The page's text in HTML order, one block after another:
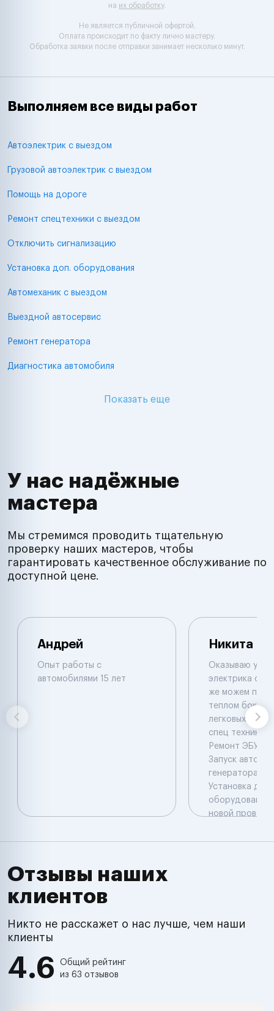
на их обработку.
Не является публичной офертой.
Оплата происходит по факту лично мастеру.
Обработка заявки после отправки занимает несколько минут.
Выполняем все виды работ
Автоэлектрик с выездом
Грузовой автоэлектрик с выездом
Помощь на дороге
Ремонт спецтехники с выездом
Отключить сигнализацию
Установка доп. оборудования
Автомеханик с выездом
Выездной автосервис
Ремонт генератора
Диагностика автомобиля
Показать еще
У нас надёжные
мастера
Мы стремимся проводить тщательную
проверку наших мастеров, чтобы
гарантировать качественное обслуживание по
доступной цене.
Андрей
Опыт работы с
автомобилями 15 лет
Никита
Оказываю
электрика с
же можем
теплом боксе .
легковых и
спец техники .
Ремонт ЭБУ(
Запуск авто
генератора ,
Установка доп
оборудования
новой
сигнализации
Отзывы наших
клиентов
Никто не расскажет о нас лучше, чем наши
клиенты
4.6
Общий рейтинг
из 63 отзывов